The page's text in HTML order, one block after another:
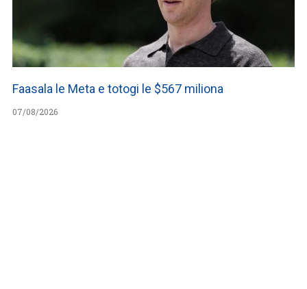
Faasala le Meta e totogi le $567 miliona
07/08/2026